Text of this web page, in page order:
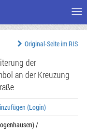
Original-Seite im RIS
der
an der Kreuzung
(Login)
/